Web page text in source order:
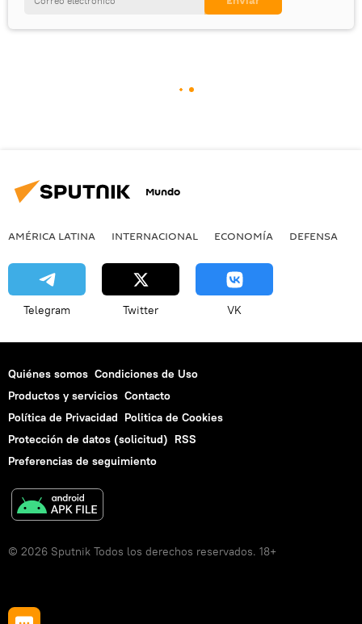
Mundo
AMÉRICA LATINA INTERNACIONAL ECONOMÍA DEFENSA
Telegram Twitter VK
Quiénes somos Condiciones de Uso
Productos y servicios Contacto
Política de Privacidad Politica de Cookies
Protección de datos (solicitud) RSS
Preferencias de seguimiento
© 2026 Sputnik Todos los derechos reservados. 18+